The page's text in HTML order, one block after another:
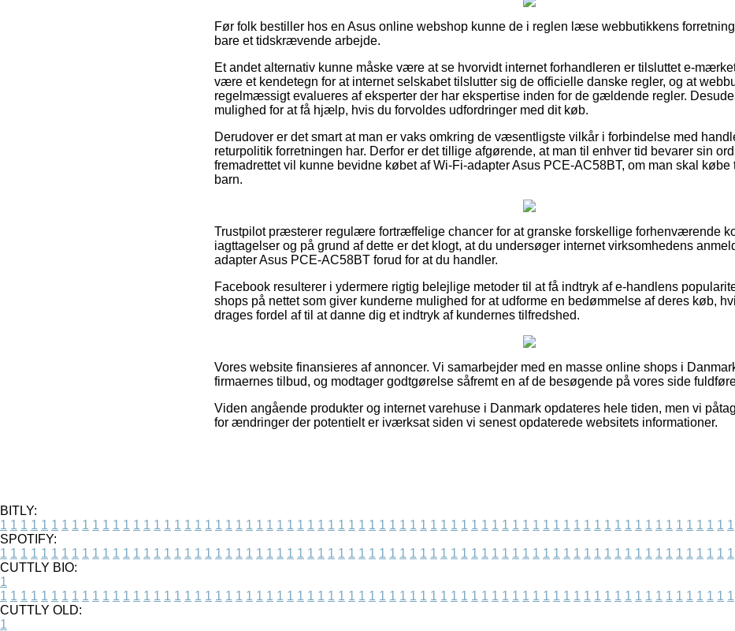
Før folk bestiller hos en Asus online webshop kunne de i reglen læse webbutikkens
bare et tidskrævende arbejde.
Et andet alternativ kunne måske være at se hvorvidt internet forhandleren er tilsluttet e-
være et kendetegn for at internet selskabet tilslutter sig de officielle danske regler, og at
regelmæssigt evalueres af eksperter der har ekspertise inden for de gældende regler.
mulighed for at få hjælp, hvis du forvoldes udfordringer med dit køb.
Derudover er det smart at man er vaks omkring de væsentligste vilkår i forbindelse med
returpolitik forretningen har. Derfor er det tillige afgørende, at man til enhver tid bevarer sin
fremadrettet vil kunne bevidne købet af Wi-Fi-adapter Asus PCE-AC58BT, om man skal
barn.
Trustpilot præsterer regulære fortræffelige chancer for at granske forskellige forhenværende
iagttagelser og på grund af dette er det klogt, at du undersøger internet virksomhedens
adapter Asus PCE-AC58BT forud for at du handler.
Facebook resulterer i ydermere rigtig belejlige metoder til at få indtryk af e-handlens
shops på nettet som giver kunderne mulighed for at udforme en bedømmelse af deres køb,
drages fordel af til at danne dig et indtryk af kundernes tilfredshed.
Vores website finansieres af annoncer. Vi samarbejder med en masse online shops i
firmaernes tilbud, og modtager godtgørelse såfremt en af de besøgende på vores side
Viden angående produkter og internet varehuse i Danmark opdateres hele tiden, men vi
for ændringer der potentielt er iværksat siden vi senest opdaterede websitets informationer.
BITLY:
1 1 1 1 1 1 1 1 1 1 1 1 1 1 1 1 1 1 1 1 1 1 1 1 1 1 1 1 1 1 1 1 1 1 1 1 1 1 1 1 1 1 1 1 1 1 1 1 1 1 1 1 1 1 1 1 1 1 1 1 1 1 1 1 1 1 1 1 1 1 1 1
SPOTIFY:
1 1 1 1 1 1 1 1 1 1 1 1 1 1 1 1 1 1 1 1 1 1 1 1 1 1 1 1 1 1 1 1 1 1 1 1 1 1 1 1 1 1 1 1 1 1 1 1 1 1 1 1 1 1 1 1 1 1 1 1 1 1 1 1 1 1 1 1 1 1 1 1
CUTTLY BIO:
1
1 1 1 1 1 1 1 1 1 1 1 1 1 1 1 1 1 1 1 1 1 1 1 1 1 1 1 1 1 1 1 1 1 1 1 1 1 1 1 1 1 1 1 1 1 1 1 1 1 1 1 1 1 1 1 1 1 1 1 1 1 1 1 1 1 1 1 1 1 1 1 1
CUTTLY OLD:
1